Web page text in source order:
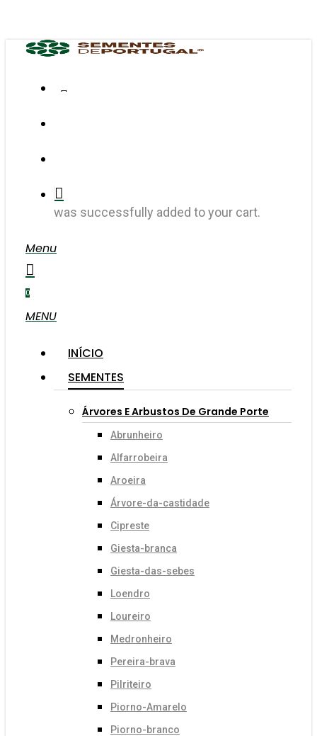
content
was successfully added to your cart.
Menu
search
account
0
MENU
INÍCIO
SEMENTES
Árvores E Arbustos De Grande Porte
Abrunheiro
Alfarrobeira
Aroeira
Árvore-da-castidade
Cipreste
Giesta-branca
Giesta-das-sebes
Loendro
Loureiro
Medronheiro
Pereira-brava
Pilriteiro
Piorno-Amarelo
Piorno-branco